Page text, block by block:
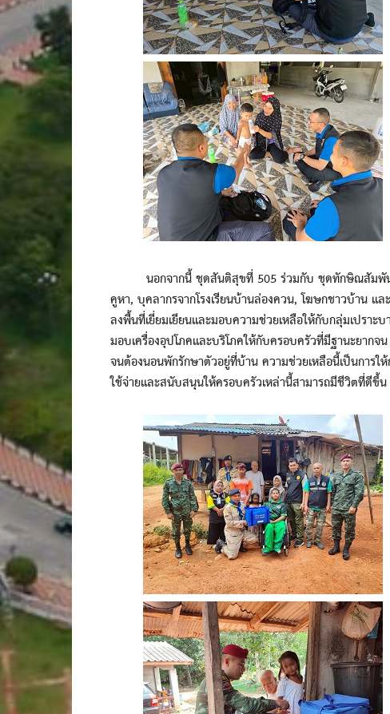
นอกจากนี้ ชุดสันติสุขที่ 505 ร่วมกับ ชุดทักษิณสัมพันธ์
คูหา, บุคลากรจากโรงเรียนบ้านล่องควน, โฆษกชาวบ้าน แ
ลงพื้นที่เยี่ยมเยียนและมอบความช่วยเหลือให้กับกลุ่มเปรา
มอบเครื่องอุปโภคและบริโภคให้กับครอบครัวที่มีฐานะยาก
จนต้องนอนพักรักษาตัวอยู่ที่บ้าน ความช่วยเหลือนี้เป็นการใ
ใช้จ่ายและสนับสนุนให้ครอบครัวเหล่านี้สามารถมีชีวิตที่ดีขึ้น